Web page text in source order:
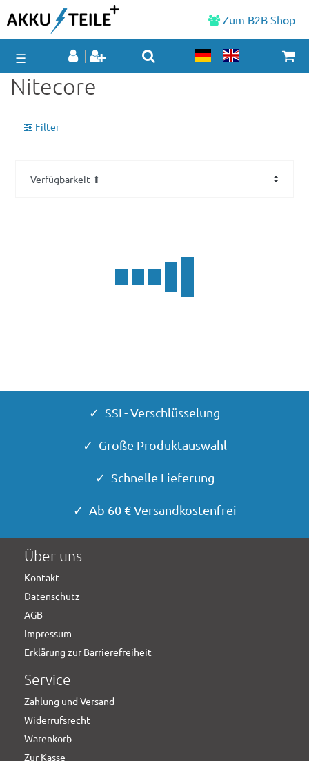
Zum B2B Shop
☰
Nitecore
Filter
✓ SSL- Verschlüsselung
✓ Große Produktauswahl
✓ Schnelle Lieferung
✓ Ab 60 € Versandkostenfrei
Über uns
Kontakt
Datenschutz
AGB
Impressum
Erklärung zur Barrierefreiheit
Service
Zahlung und Versand
Widerrufsrecht
Warenkorb
Zur Kasse